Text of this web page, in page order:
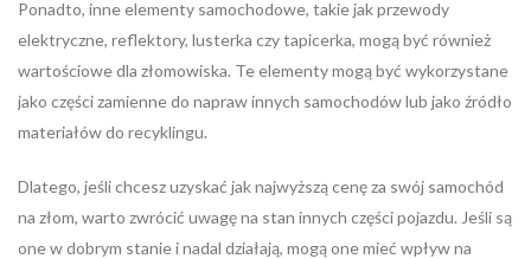
Ponadto, inne elementy samochodowe, takie jak przewody
elektryczne, reflektory, lusterka czy tapicerka, mogą być również
wartościowe dla złomowiska. Te elementy mogą być wykorzystane
jako części zamienne do napraw innych samochodów lub jako źródło
materiałów do recyklingu.
Dlatego, jeśli chcesz uzyskać jak najwyższą cenę za swój samochód
na złom, warto zwrócić uwagę na stan innych części pojazdu. Jeśli są
one w dobrym stanie i nadal działają, mogą one mieć wpływ na